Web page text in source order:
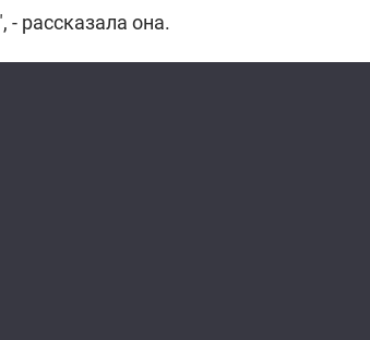
- рассказала она.